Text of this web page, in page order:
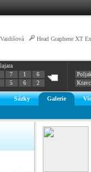
Head Graphene XT
7 1
6
5 6 2
Sázky Galerie